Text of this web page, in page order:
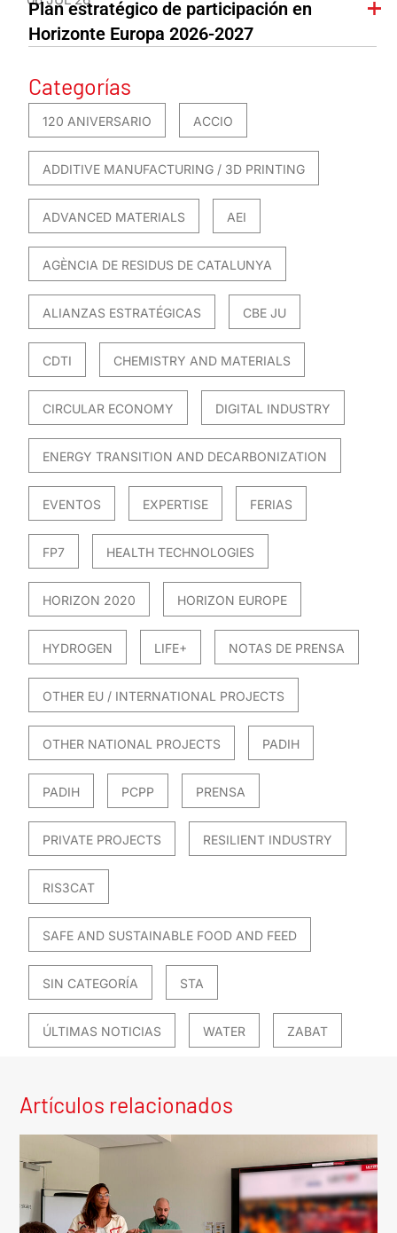
Plan estratégico de participación en
Horizonte Europa 2026-2027
Categorías
120 ANIVERSARIO ACCIO
ADDITIVE MANUFACTURING / 3D PRINTING
ADVANCED MATERIALS AEI
AGÈNCIA DE RESIDUS DE CATALUNYA
ALIANZAS ESTRATÉGICAS CBE JU
CDTI CHEMISTRY AND MATERIALS
CIRCULAR ECONOMY DIGITAL INDUSTRY
ENERGY TRANSITION AND DECARBONIZATION
EVENTOS EXPERTISE FERIAS
FP7 HEALTH TECHNOLOGIES
HORIZON 2020 HORIZON EUROPE
HYDROGEN LIFE+ NOTAS DE PRENSA
OTHER EU / INTERNATIONAL PROJECTS
OTHER NATIONAL PROJECTS PADIH
PADIH PCPP PRENSA
PRIVATE PROJECTS RESILIENT INDUSTRY
RIS3CAT
SAFE AND SUSTAINABLE FOOD AND FEED
SIN CATEGORÍA STA
ÚLTIMAS NOTICIAS WATER ZABAT
Artículos relacionados